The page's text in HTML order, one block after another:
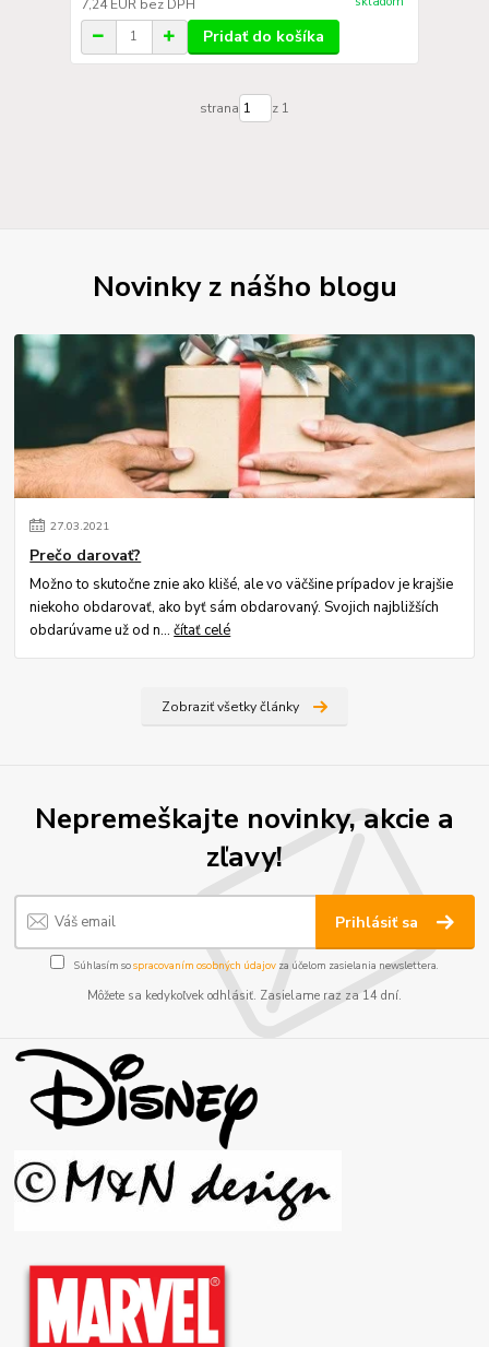
7,24 EUR bez DPH
Pridať do košíka
strana z 1
Novinky z nášho blogu
27.03.2021
Prečo darovať?
Možno to skutočne znie ako klišé, ale vo väčšine prípadov je krajšie
niekoho obdarovať, ako byť sám obdarovaný. Svojich najbližších
obdarúvame už od n...čítať celé
Zobraziť všetky články
Nepremeškajte novinky, akcie a
zľavy!
Prihlásiť sa
Súhlasím sospracovaním osobných údajov za účelom zasielania newslettera.
Môžete sa kedykoľvek odhlásiť. Zasielame raz za 14 dní.